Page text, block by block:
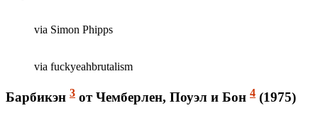
via Simon Phipps
via fuckyeahbrutalism
Барбикэн 3 от Чемберлен, Поуэл и Бон 4 (1975)